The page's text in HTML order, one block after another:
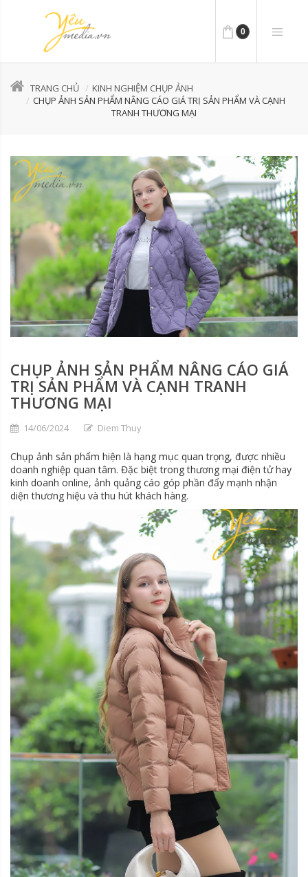
0
TRANG CHỦ
KINH NGHIỆM CHỤP ẢNH
CHỤP ẢNH SẢN PHẨM NÂNG CÁO GIÁ TRỊ SẢN PHẨM VÀ CẠNH
TRANH THƯƠNG MẠI
CHỤP ẢNH SẢN PHẨM NÂNG CÁO GIÁ
TRỊ SẢN PHẨM VÀ CẠNH TRANH
THƯƠNG MẠI
14/06/2024 Diem Thuy
Chụp ảnh sản phẩm hiện là hạng mục quan trọng, được nhiều
doanh nghiệp quan tâm. Đặc biệt trong thương mại điện tử hay
kinh doanh online, ảnh quảng cáo góp phần đẩy mạnh nhận
diện thương hiệu và thu hút khách hàng.